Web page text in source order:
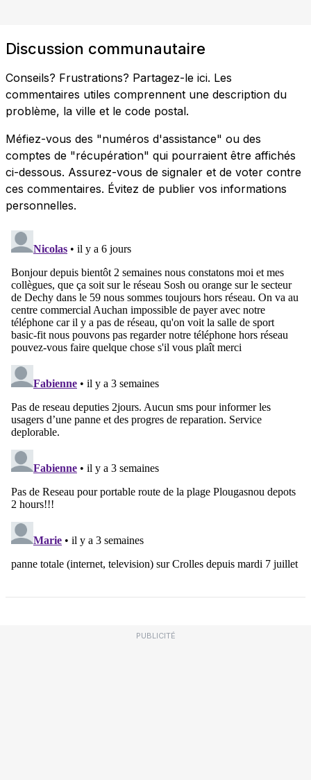
Discussion communautaire
Conseils? Frustrations? Partagez-le ici. Les
commentaires utiles comprennent une description du
problème, la ville et le code postal.
Méfiez-vous des "numéros d'assistance" ou des
comptes de "récupération" qui pourraient être affichés
ci-dessous. Assurez-vous de signaler et de voter contre
ces commentaires. Évitez de publier vos informations
personnelles.
PUBLICITÉ